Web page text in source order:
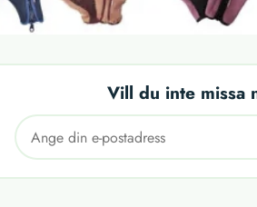
Vill du inte missa